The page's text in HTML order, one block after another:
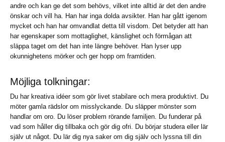
andre och kan ge det som behövs, vilket inte alltid är det den andre
önskar och vill ha. Han har inga dolda avsikter. Han har gått igenom
mycket och han har omvandlat detta till visdom. Det betyder att han
har egenskaper som mottaglighet, känslighet och förmågan att
släppa taget om det han inte längre behöver. Han lyser upp
okunnighetens mörker och ger hopp om framtiden.
Möjliga tolkningar:
Du har kreativa idéer som gör livet stabilare och mera produktivt. Du
möter gamla rädslor om misslyckande. Du släpper mönster som
handlar om oro. Du löser problem rörande familjen. Du funderar på
vad som håller dig tillbaka och gör dig ofri. Du börjar studera eller lär
själv ut något. Du lär dig nya saker om dig själv och lyssna till din